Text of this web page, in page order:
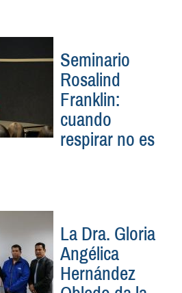
Seminario
Rosalind
Franklin:
cuando
respirar no es
La Dra. Gloria
Angélica
Hernández